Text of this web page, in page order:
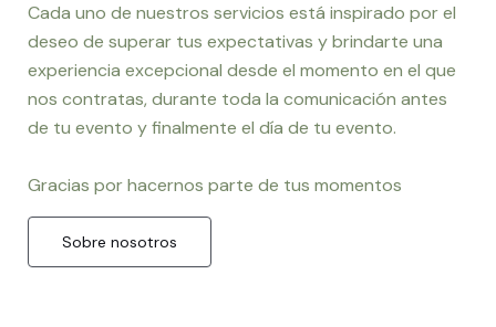
Cada uno de nuestros servicios está inspirado por el
deseo de superar tus expectativas y brindarte una
experiencia excepcional desde el momento en el que
nos contratas, durante toda la comunicación antes
de tu evento y finalmente el día de tu evento.
Gracias por hacernos parte de tus momentos
Sobre nosotros